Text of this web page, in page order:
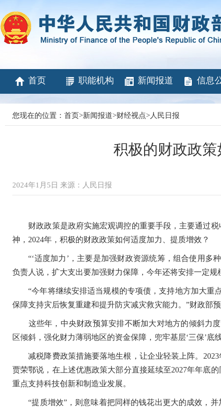
首页 职能机构 新闻报道 信息
您现在的位置： 首页>新闻报道>财经视点>人民日报
积极的财政政
2024年1月5日 来源：人民日报
财政政策是政府实施宏观调控的重要手段，主要通过税
神，2024年，积极的财政政策如何适度加力、提质增效？
“‘适度加力’，主要是加强财政资源统筹，组合使用多
负责人说，扩大支出要加强财力保障，今年还将安排一定
“今年将继续安排适当规模的专项债，支持地方加大重
保障支持灾后恢复重建和提升防灾减灾救灾能力。”财政部
这些年，中央财政预算安排不断加大对地方的倾斜力度
区倾斜，强化财力薄弱地区的资金保障，兜牢基层‘三保’底
减税降费政策措施要落地生根，让企业轻装上阵。2023
贾荣鄂说，在上述优惠政策大部分直接延续至2027年年底
重点支持科技创新和制造业发展。
“提质增效”，则意味着把同样的钱花出更大的成效，并